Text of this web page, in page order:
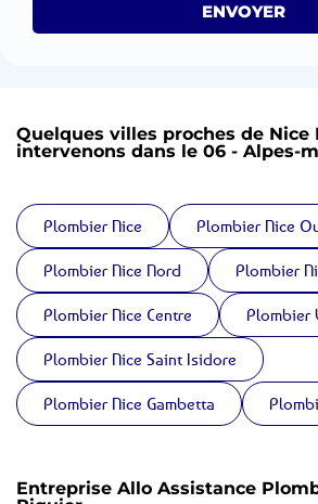
ENVOYER
Quelques villes proches de Nice
intervenons dans le 06 - Alpes-
Plombier Nice Plombier Nice
Plombier Nice Nord Plombier
Plombier Nice Centre Plombier
Plombier Nice Saint Isidore
Plombier Nice Gambetta
Entreprise Allo Assistance